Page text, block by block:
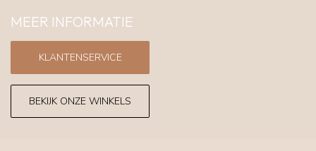
MEER INFORMATIE
KLANTENSERVICE
BEKIJK ONZE WINKELS